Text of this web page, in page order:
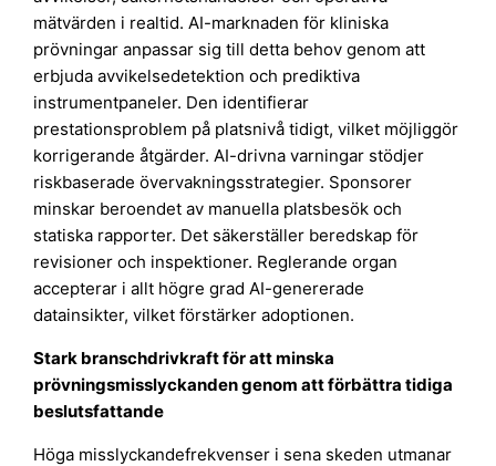
mätvärden i realtid. AI-marknaden för kliniska
prövningar anpassar sig till detta behov genom att
erbjuda avvikelsedetektion och prediktiva
instrumentpaneler. Den identifierar
prestationsproblem på platsnivå tidigt, vilket möjliggör
korrigerande åtgärder. AI-drivna varningar stödjer
riskbaserade övervakningsstrategier. Sponsorer
minskar beroendet av manuella platsbesök och
statiska rapporter. Det säkerställer beredskap för
revisioner och inspektioner. Reglerande organ
accepterar i allt högre grad AI-genererade
datainsikter, vilket förstärker adoptionen.
Stark branschdrivkraft för att minska
prövningsmisslyckanden genom att förbättra tidiga
beslutsfattande
Höga misslyckandefrekvenser i sena skeden utmanar